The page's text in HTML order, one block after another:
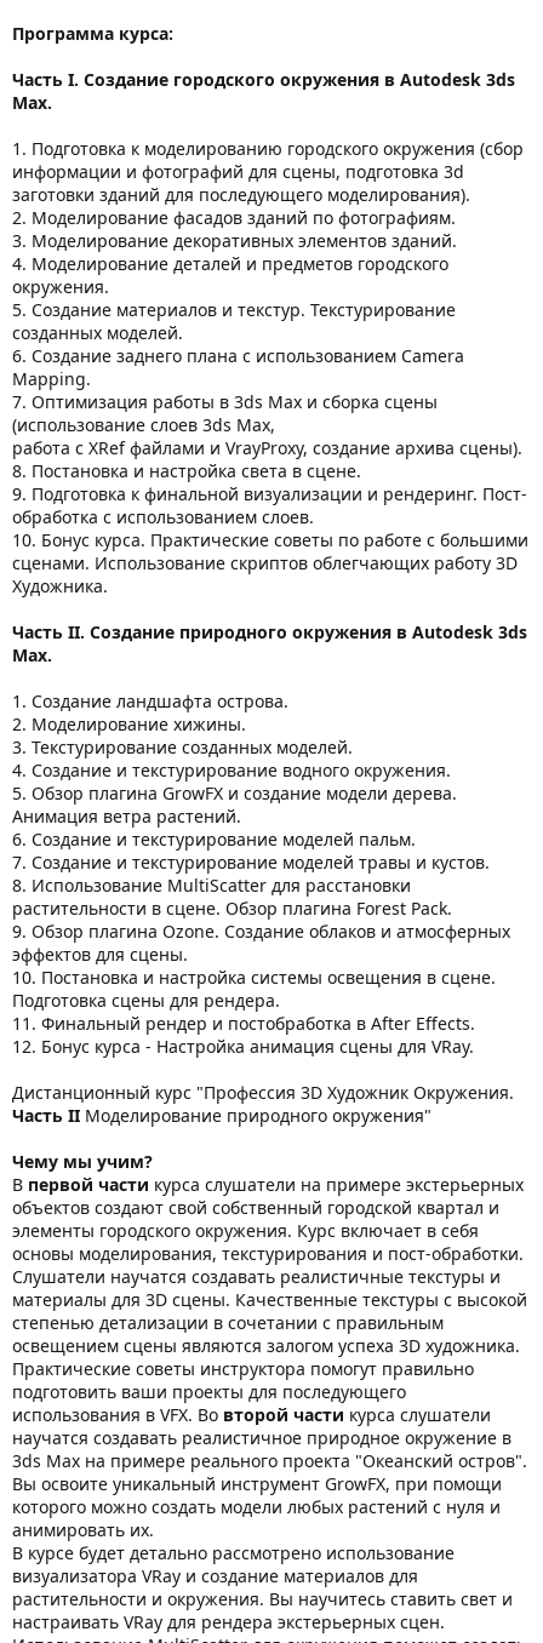
Программа курса:
Часть I. Создание городского окружения в Autodesk 3ds
Max.
1. Подготовка к моделированию городского окружения (сбор
информации и фотографий для сцены, подготовка 3d
заготовки зданий для последующего моделирования).
2. Моделирование фасадов зданий по фотографиям.
3. Моделирование декоративных элементов зданий.
4. Моделирование деталей и предметов городского
окружения.
5. Создание материалов и текстур. Текстурирование
созданных моделей.
6. Создание заднего плана с использованием Camera
Mapping.
7. Оптимизация работы в 3ds Max и сборка сцены
(использование слоев 3ds Max,
работа с XRef файлами и VrayProxy, создание архива сцены).
8. Постановка и настройка света в сцене.
9. Подготовка к финальной визуализации и рендеринг. Пост-
обработка с использованием слоев.
10. Бонус курса. Практические советы по работе с большими
сценами. Использование скриптов облегчающих работу 3D
Xудожника.
Часть II. Создание природного окружения в Autodesk 3ds
Max.
1. Создание ландшафта острова.
2. Моделирование хижины.
3. Текстурирование созданных моделей.
4. Создание и текстурирование водного окружения.
5. Обзор плагина GrowFX и создание модели дерева.
Анимация ветра растений.
6. Создание и текстурирование моделей пальм.
7. Создание и текстурирование моделей травы и кустов.
8. Использование MultiScatter для расстановки
растительности в сцене. Обзор плагина Forest Pack.
9. Обзор плагина Ozone. Создание облаков и атмосферных
эффектов для сцены.
10. Постановка и настройка системы освещения в сцене.
Подготовка сцены для рендера.
11. Финальный рендер и постобработка в After Effects.
12. Бонус курса - Настройка анимация сцены для VRay.
Дистанционный курс "Профессия 3D Художник Окружения.
Часть II Моделирование природного окружения"
Чему мы учим?
В первой части курса слушатели на примере экстерьерных
объектов создают свой собственный городской квартал и
элементы городского окружения. Курс включает в себя
основы моделирования, текстурирования и пост-обработки.
Слушатели научатся создавать реалистичные текстуры и
материалы для 3D сцены. Качественные текстуры с высокой
степенью детализации в сочетании с правильным
освещением сцены являются залогом успеха 3D художника.
Практические советы инструктора помогут правильно
подготовить ваши проекты для последующего
использования в VFX. Во второй части курса слушатели
научатся создавать реалистичное природное окружение в
3ds Max на примере реального проекта "Океанский остров".
Вы освоите уникальный инструмент GrowFX, при помощи
которого можно создать модели любых растений с нуля и
анимировать их.
В курсе будет детально рассмотрено использование
визуализатора VRay и создание материалов для
растительности и окружения. Вы научитесь ставить свет и
настраивать VRay для рендера экстерьерных сцен.